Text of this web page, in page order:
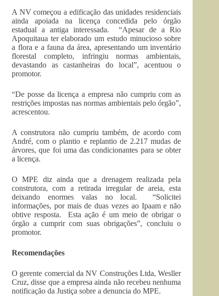
A NV começou a edificação das unidades residenciais
ainda apoiada na licença concedida pelo órgão
estadual a antiga interessada. “Apesar de a Rio
Apoquitaua ter elaborado um estudo minucioso sobre
a flora e a fauna da área, apresentando um inventário
florestal completo, infringiu normas ambientais,
devastando as castanheiras do local”, acentuou o
promotor.
“De posse da licença a empresa não cumpriu com as
restrições impostas nas normas ambientais pelo órgão”,
acrescentou.
A construtora não cumpriu também, de acordo com
André, com o plantio e replantio de 2.217 mudas de
árvores, que foi uma das condicionantes para se obter
a licença.
O MPE diz ainda que a drenagem realizada pela
construtora, com a retirada irregular de areia, esta
deixando enormes valas no local. “Solicitei
informações, por mais de duas vezes ao Ipaam e não
obtive resposta. Esta ação é um meio de obrigar o
órgão a cumprir com suas obrigações”, concluiu o
promotor.
Recomendações
O gerente comercial da NV Construções Ltda, Wesller
Cruz, disse que a empresa ainda não recebeu nenhuma
notificação da Justiça sobre a denuncia do MPE.